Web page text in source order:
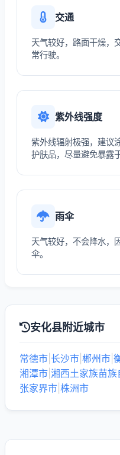
交通
天气较好，路面干燥，
常行驶。
紫外线强度
紫外线辐射极强，建议
护肤品，尽量避免暴露
雨伞
天气较好，不会降水，
伞。
安化县附近城市
常德市 长沙市 郴州市
湘潭市 湘西土家族苗族
张家界市 株洲市